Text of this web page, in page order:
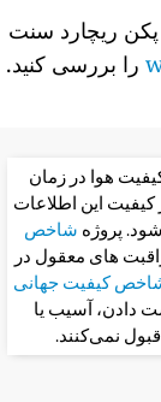
پکن ریچارد سنت
را بررسی کنید.
هوا در زمان
کیفیت این اطلاعات
پروژهشاخص
های معقول در
کیفیت جهانی
دادن، آسیب یا
نمی‌کنند.